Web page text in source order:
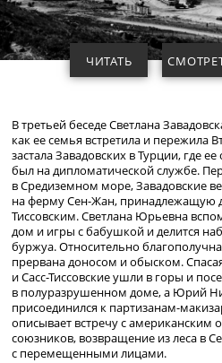
ЧИТАТЬ
В третьей беседе Светлана
как ее семья встретила и
застала Завадовских в Турции, где
был на дипломатической службе.
в Средиземном море, Завадовские
на фермуСен-Жан, принадлежащую
Тиссовским. Светлана Юрьевна
дом и игры с бабушкой и делится
буржуа. Относительно
прервана доносом и обыском.
иСасс-Тиссовскиеушли в горы и
в полуразрушенном доме, а Юрий
присоединился к партизанам-
описывает встречу с американским
союзников, возвращение из леса в
с перемещенными лицами.